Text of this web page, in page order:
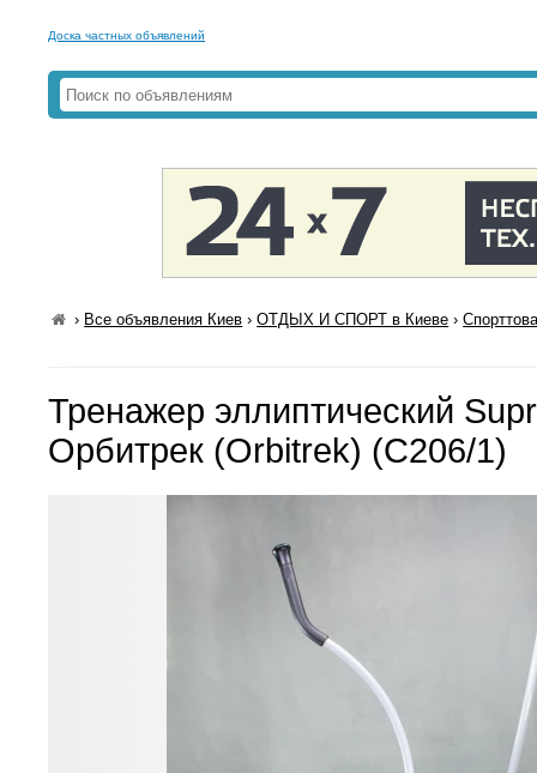
Доска частных объявлений
› Все объявления Киев ›ОТДЫХ И СПОРТ в Киеве ›
Тренажер эллиптический
Орбитрек (Orbitrek) (C206/1)